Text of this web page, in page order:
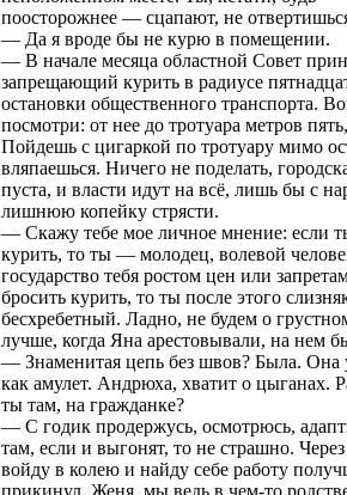
поосторожнее — сцапают, не
— Да я вроде бы не курю в помещении.
— В начале месяца областной Совет
запрещающий курить в радиусе
остановки общественного транспорта.
посмотри: от нее до тротуара метров
Пойдешь с цигаркой по тротуару мимо
вляпаешься. Ничего не поделать,
пуста, и власти идут на всё, лишь бы с
лишнюю копейку стрясти.
— Скажу тебе мое личное мнение: если
курить, то ты — молодец, волевой
государство тебя ростом цен или
бросить курить, то ты после этого
бесхребетный. Ладно, не будем о
лучше, когда Яна арестовывали, на нем
— Знаменитая цепь без швов? Была. Она
как амулет. Андрюха, хватит о цыганах.
ты там, на гражданке?
— С годик продержусь, осмотрюсь,
там, если и выгонят, то не страшно.
войду в колею и найду себе работу
прикинул, Женя, мы ведь в чем-то